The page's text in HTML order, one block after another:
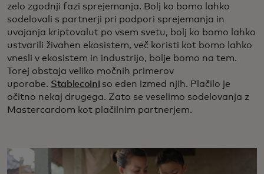
zelo zgodnji fazi sprejemanja. Bolj ko bomo lahko
sodelovali s partnerji pri podpori sprejemanja in
uvajanja kriptovalut po vsem svetu, bolj ko bomo lahko
ustvarili živahen ekosistem, več koristi kot bomo lahko
vnesli v ekosistem in industrijo, bolje bomo na tem.
Torej obstaja veliko močnih primerov
uporabe. Stablecoini so eden izmed njih. Plačilo je
očitno nekaj drugega. Zato se veselimo sodelovanja z
Mastercardom kot plačilnim partnerjem.